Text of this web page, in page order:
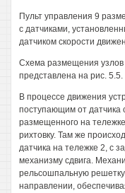
Пульт управления 9
с датчиками,
датчиком скорости
Схема размещения
представлена на рис. 5.5.
В процессе движения
поступающим от датчика
размещенного на
рихтовку. Там же
датчика на тележке 2, с
механизму сдвига.
рельсошпальную
направлении,